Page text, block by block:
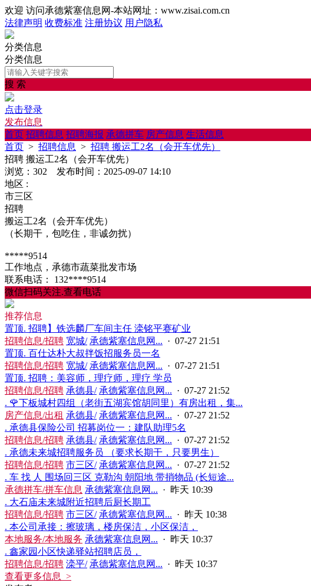
欢迎 访问承德紫塞信息网-本站网址：www.zisai.com.cn
法律声明 收费标准 注册协议 用户隐私
分类信息
分类信息
搜 索
点击登录
发布信息
首页 招聘信息 招聘海报 承德拼车 房产信息 生活信息
首页 > 招聘信息 > 招聘 搬运工2名（会开车优先）
招聘 搬运工2名（会开车优先）
浏览：302 发布时间：2025-09-07 14:10
地区 :
市三区
招聘
搬运工2名（会开车优先）
（长期干，包吃住，非诚勿扰）
*****9514
工作地点，承德市蔬菜批发市场
联系电话：
132****9514
微信扫码关注.查看电话
推荐信息
置顶. 招聘】铁选麟‬厂车间主任 滦铭平‬赛矿业
招聘信息/招聘 宽城/ 承德紫塞信息网... · 07-27 21:51
置顶. 百仕达朴大叔拌饭招服务员一名
招聘信息/招聘 宽城/ 承德紫塞信息网... · 07-27 21:51
置顶. 招聘：美容师，理疗师，理疗 学员
招聘信息/招聘 承德县/ 承德紫塞信息网... · 07-27 21:52
. 🌹下板城村四组（老街五湖宾馆胡同里）有房出租，集...
房产信息/出租 承德县/ 承德紫塞信息网... · 07-27 21:52
. 承德县保险公司 招募岗位一：建队助理5名
招聘信息/招聘 承德县/ 承德紫塞信息网... · 07-27 21:52
. 承德未来城招聘服务员 （要求长期干，只要男生）
招聘信息/招聘 市三区/ 承德紫塞信息网... · 07-27 21:52
. 车 找 人 围场回三区 克勒沟 朝阳地 带捎物品 (长短途...
承德拼车/拼车信息 承德紫塞信息网... · 昨天 10:39
. 大石庙未来城附近招聘后厨长期工
招聘信息/招聘 市三区/ 承德紫塞信息网... · 昨天 10:38
. 本公司承接：擦玻璃，楼房保洁，小区保洁，
本地服务/本地服务 承德紫塞信息网... · 昨天 10:37
. 鑫家园小区快递驿站招聘店员，
招聘信息/招聘 滦平/ 承德紫塞信息网... · 昨天 10:37
查看更多信息 >